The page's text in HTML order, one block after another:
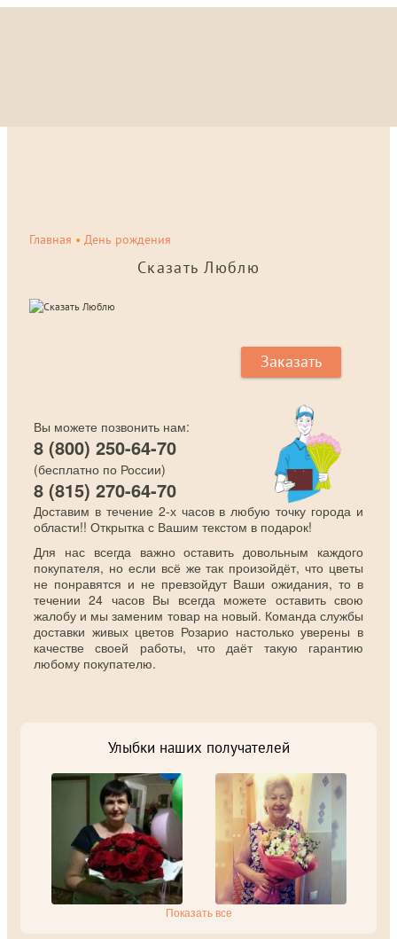
Главная •День рождения
Сказать Люблю
Заказать
Вы можете позвонить нам:
8 (800) 250-64-70
(бесплатно по России)
8 (815) 270-64-70
Доставим в течение 2-х часов в любую точку города и
области!! Открытка с Вашим текстом в подарок!
Для нас всегда важно оставить довольным каждого
покупателя, но если всё же так произойдёт, что цветы
не понравятся и не превзойдут Ваши ожидания, то в
течении 24 часов Вы всегда можете оставить свою
жалобу и мы заменим товар на новый. Команда службы
доставки живых цветов Розарио настолько уверены в
качестве своей работы, что даёт такую гарантию
любому покупателю.
Улыбки наших получателей
Показать все